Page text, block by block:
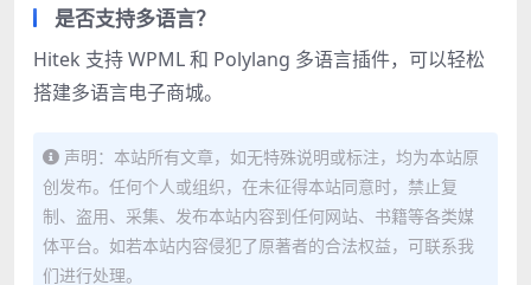
是否支持多语言？
Hitek 支持 WPML 和 Polylang 多语言插件，可以轻松
搭建多语言电子商城。
声明：本站所有文章，如无特殊说明或标注，均为本站原
创发布。任何个人或组织，在未征得本站同意时，禁止复
制、盗用、采集、发布本站内容到任何网站、书籍等各类媒
体平台。如若本站内容侵犯了原著者的合法权益，可联系我
们进行处理。